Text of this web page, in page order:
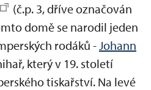
(č.p. 3, dříve označován
domě se narodil jeden
rodáků -Johann
který v 19. století
tiskařství. Na levé